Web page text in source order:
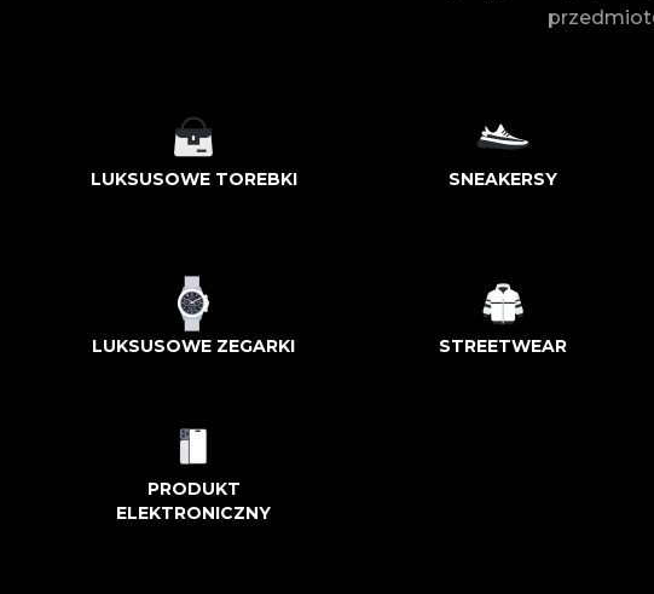
LUKSUSOWE TOREBKI SNEAKERSY
LUKSUSOWE ZEGARKI STREETWEAR
PRODUKT
ELEKTRONICZNY